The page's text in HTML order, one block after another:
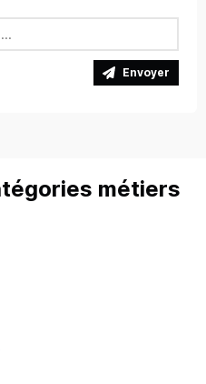
Envoyer
métiers